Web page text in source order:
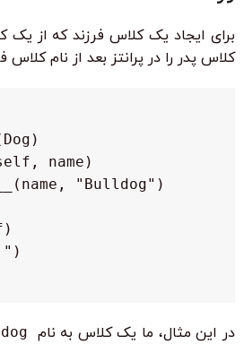
برای ایجاد یک کلاس فرزند که از یک
کلاس پدر را در پرانتز بعد از نام
در این مثال، ما یک کلاس به نام